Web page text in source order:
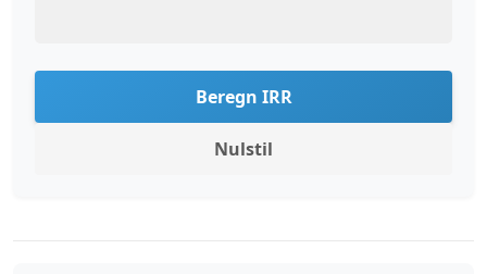
Beregn IRR
Nulstil